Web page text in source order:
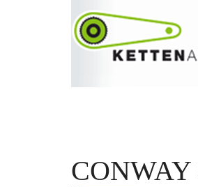
CONWAY